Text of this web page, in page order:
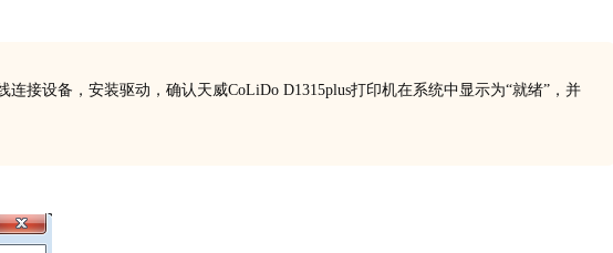
接设备，安装驱动，确认天威CoLiDo D1315plus打印机在系统中显示为“就绪”，并